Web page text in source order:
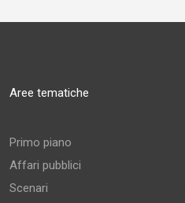
Aree tematiche
Primo piano
Affari pubblici
Scenari